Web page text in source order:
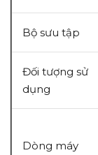
Bộ sưu tập
Đối tượng sử
dụng
Dòng máy